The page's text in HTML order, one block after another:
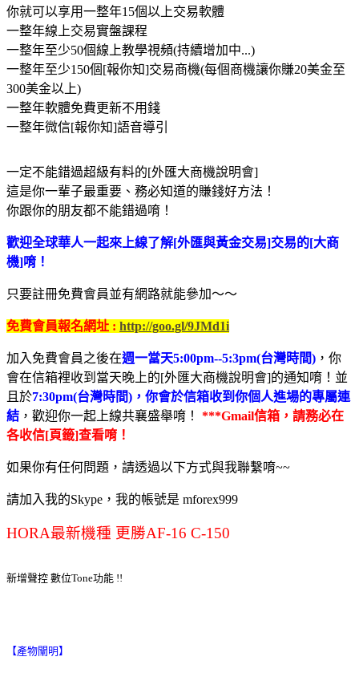
你就可以享用一整年15個以上交易軟體
一整年線上交易實盤課程
一整年至少50個線上教學視頻(持續增加中...)
一整年至少150個[報你知]交易商機(每個商機讓你賺20美金至
300美金以上)
一整年軟體免費更新不用錢
一整年微信[報你知]語音導引
一定不能錯過超級有料的[外匯大商機說明會]
這是你一輩子最重要、務必知道的賺錢好方法！
你跟你的朋友都不能錯過唷！
歡迎全球華人一起來上線了解[外匯與黃金交易]交易的[大商
機]唷！
只要註冊免費會員並有網路就能參加～～
免費會員報名網址 : http://goo.gl/9JMd1i
加入免費會員之後在週一當天5:00pm--5:3pm(台灣時間) ，你
會在信箱裡收到當天晚上的[外匯大商機說明會]的通知唷！並
且於7:30pm(台灣時間)，你會於信箱收到你個人進場的專屬連
結 ，歡迎你一起上線共襄盛舉唷！ ***Gmail信箱，請務必在
各收信[頁籤]查看唷！
如果你有任何問題，請透過以下方式與我聯繫唷~~
請加入我的Skype，我的帳號是 mforex999
HORA最新機種 更勝AF-16 C-150
新增聲控 數位Tone功能 !!
【產物闡明】